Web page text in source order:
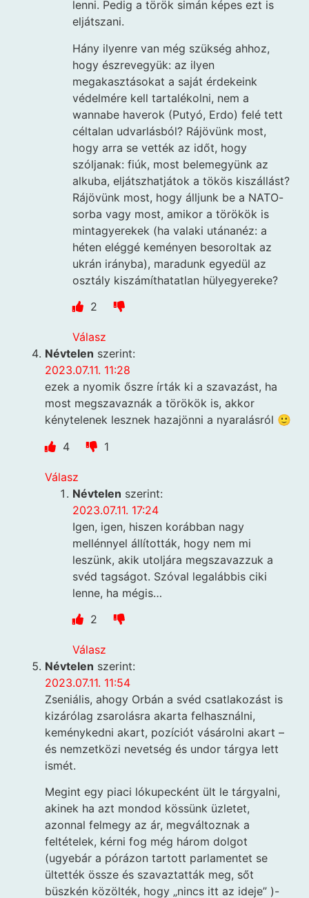
lenni. Pedig a török simán képes ezt is
eljátszani.
Hány ilyenre van még szükség ahhoz,
hogy észrevegyük: az ilyen
megakasztásokat a saját érdekeink
védelmére kell tartalékolni, nem a
wannabe haverok (Putyó, Erdo) felé tett
céltalan udvarlásból? Rájövünk most,
hogy arra se vették az időt, hogy
szóljanak: fiúk, most belemegyünk az
alkuba, eljátszhatjátok a tökös kiszállást?
Rájövünk most, hogy álljunk be a NATO-
sorba vagy most, amikor a törökök is
mintagyerekek (ha valaki utánanéz: a
héten eléggé keményen besoroltak az
ukrán irányba), maradunk egyedül az
osztály kiszámíthatatlan hülyegyereke?
2
Válasz
Névtelen szerint:
2023.07.11. 11:28
ezek a nyomik őszre írták ki a szavazást, ha
most megszavaznák a törökök is, akkor
kénytelenek lesznek hazajönni a nyaralásról 🙂
4
1
Válasz
Névtelen szerint:
2023.07.11. 17:24
Igen, igen, hiszen korábban nagy
mellénnyel állították, hogy nem mi
leszünk, akik utoljára megszavazzuk a
svéd tagságot. Szóval legalábbis ciki
lenne, ha mégis…
2
Válasz
Névtelen szerint:
2023.07.11. 11:54
Zseniális, ahogy Orbán a svéd csatlakozást is
kizárólag zsarolásra akarta felhasználni,
keménykedni akart, pozíciót vásárolni akart –
és nemzetközi nevetség és undor tárgya lett
ismét.
Megint egy piaci lókupecként ült le tárgyalni,
akinek ha azt mondod kössünk üzletet,
azonnal felmegy az ár, megváltoznak a
feltételek, kérni fog még három dolgot
(ugyebár a pórázon tartott parlamentet se
ültették össze és szavaztatták meg, sőt
büszkén közölték, hogy „nincs itt az ideje” )-